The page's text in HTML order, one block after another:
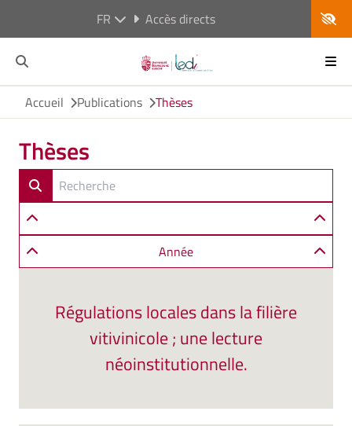
FR Accès directs
Accueil Publications Thèses
Thèses
Année
Régulations locales dans la filière
vitivinicole ; une lecture
néoinstitutionnelle.